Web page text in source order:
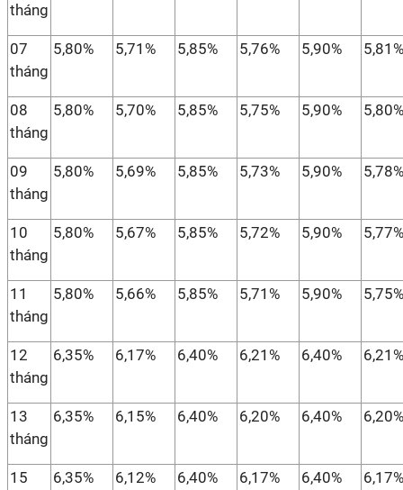
tháng
07
tháng
5,80% 5,71% 5,85% 5,76% 5,90% 5,81%
08
tháng
5,80% 5,70% 5,85% 5,75% 5,90% 5,80%
09
tháng
5,80% 5,69% 5,85% 5,73% 5,90% 5,78%
10
tháng
5,80% 5,67% 5,85% 5,72% 5,90% 5,77%
11
tháng
5,80% 5,66% 5,85% 5,71% 5,90% 5,75%
12
tháng
6,35% 6,17% 6,40% 6,21% 6,40% 6,21%
13
tháng
6,35% 6,15% 6,40% 6,20% 6,40% 6,20%
15 6,35% 6,12% 6,40% 6,17% 6,40% 6,17%